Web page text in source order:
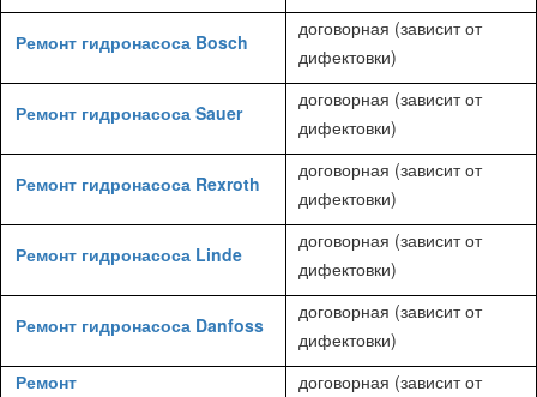
Ремонт гидронасоса Bosch
договорная (зависит от
дифектовки)
Ремонт гидронасоса Sauer
договорная (зависит от
дифектовки)
Ремонт гидронасоса Rexroth
договорная (зависит от
дифектовки)
Ремонт гидронасоса Linde
договорная (зависит от
дифектовки)
Ремонт гидронасоса Danfoss
договорная (зависит от
дифектовки)
Ремонт
договорная (зависит от